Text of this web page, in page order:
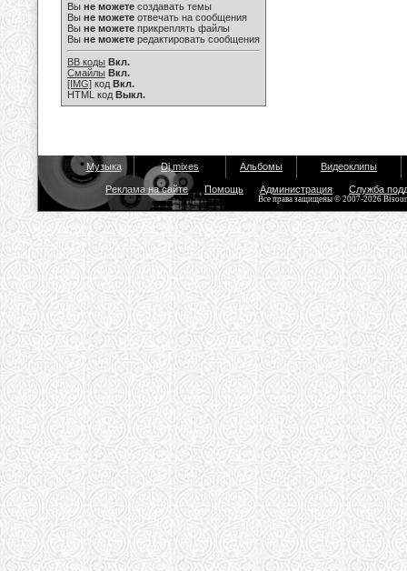
Вы не можете создавать темы
Вы не можете отвечать на сообщения
Вы не можете прикреплять файлы
Вы не можете редактировать сообщения
BB коды Вкл.
Смайлы Вкл.
[IMG] код Вкл.
HTML код Выкл.
Музыка Dj mixes Альбомы Видеоклипы
Реклама на сайте Помощь Администрация Служба
Все права защищены © 2007-2026